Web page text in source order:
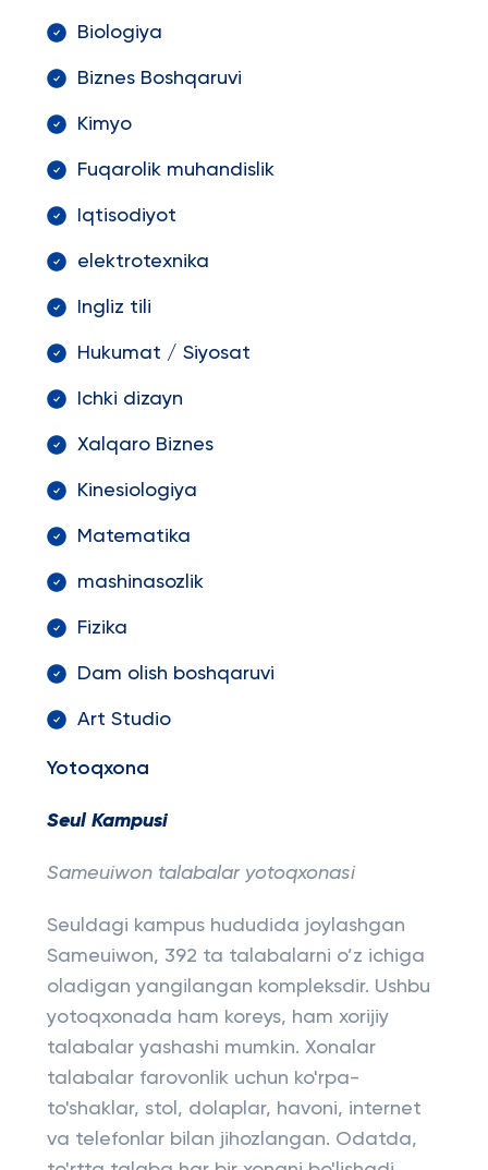
Biologiya
Biznes Boshqaruvi
Kimyo
Fuqarolik muhandislik
Iqtisodiyot
elektrotexnika
Ingliz tili
Hukumat / Siyosat
Ichki dizayn
Xalqaro Biznes
Kinesiologiya
Matematika
mashinasozlik
Fizika
Dam olish boshqaruvi
Art Studio
Yotoqxona
Seul Kampusi
Sameuiwon talabalar yotoqxonasi
Seuldagi kampus hududida joylashgan
Sameuiwon, 392 ta talabalarni o’z ichiga
oladigan yangilangan kompleksdir. Ushbu
yotoqxonada ham koreys, ham xorijiy
talabalar yashashi mumkin. Xonalar
talabalar farovonlik uchun ko'rpa-
to'shaklar, stol, dolaplar, havoni, internet
va telefonlar bilan jihozlangan. Odatda,